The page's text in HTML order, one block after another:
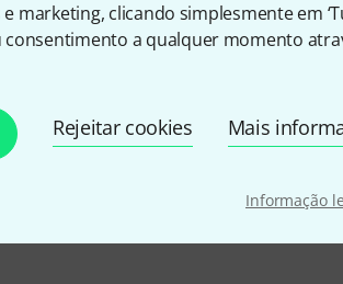
marketing, clicando simplesmente em
consentimento a qualquer momento
Rejeitar cookies Mais
Informação
3
NKPH04-A2A1-M0100
Botex